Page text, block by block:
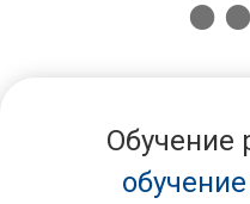
Обучение